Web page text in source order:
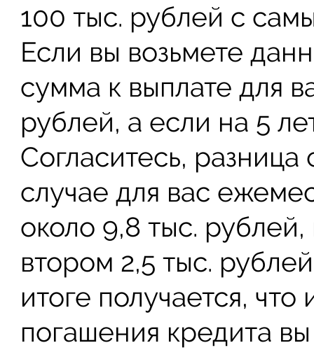
100 тыс. рублей с
Если вы возьмете
сумма к выплате для
рублей, а если на 5
Согласитесь,
случае для вас
около 9,8 тыс.
втором 2,5 тыс.
итоге получается,
погашения кредита